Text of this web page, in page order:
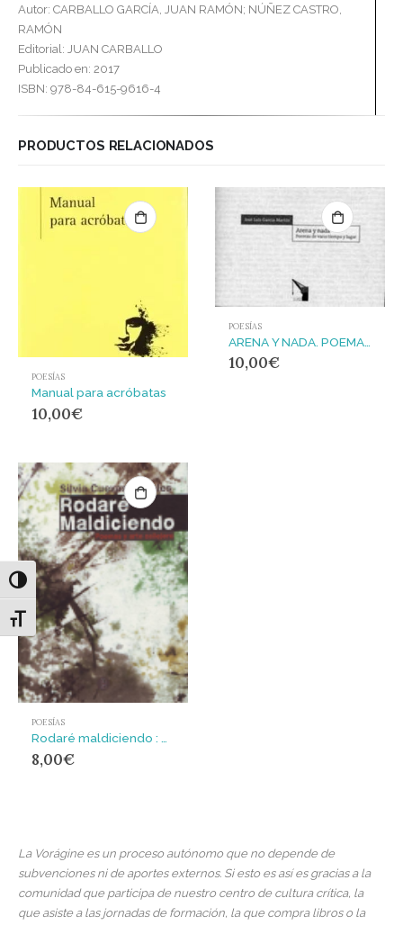
Alternar alto contraste
Alternar tamaño de letra
Autor: CARBALLO GARCÍA, JUAN RAMÓN; NÚÑEZ CASTRO,
RAMÓN
Editorial: JUAN CARBALLO
Publicado en: 2017
ISBN: 978-84-615-9616-4
PRODUCTOS RELACIONADOS
POESÍAS
Manual para acróbatas
10,00€
POESÍAS
10,00€
POESÍAS
Rodaré maldiciendo : poemas y arte callejero
8,00€
La Vorágine es un proceso autónomo que no depende de
subvenciones ni de aportes externos. Si esto es así es gracias a la
comunidad que participa de nuestro centro de cultura crítica, la
que asiste a las jornadas de formación, la que compra libros o la